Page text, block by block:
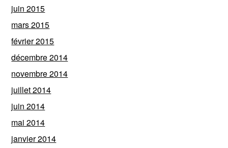
juin 2015
mars 2015
février 2015
décembre 2014
novembre 2014
juillet 2014
juin 2014
mai 2014
janvier 2014